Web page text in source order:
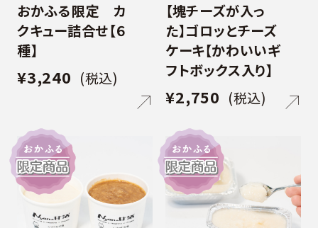
おかふる限定 カ
クキュー詰合せ【６
種】
¥3,240 (税込)
【塊チーズが入っ
た】ゴロッとチーズ
ケーキ【かわいいギ
フトボックス入り】
¥2,750 (税込)